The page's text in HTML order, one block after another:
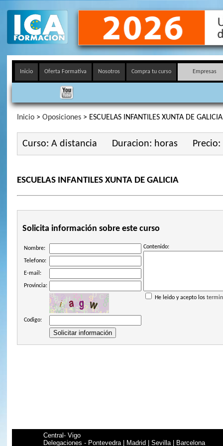
Inicio Oferta Formativa Nosotros Compra tu curso Empresas
Inicio> Oposiciones> ESCUELAS INFANTILES XUNTA DE GALICIA
Curso: A distancia Duracion: horas
ESCUELAS INFANTILES XUNTA DE GALICIA
Solicita información sobre este curso
Nombre: Contenido:
He leido y acepto los
Telefono:
E-mail:
Provincia:
Codigo:
Central- Vigo
Delegaciones - Pontevedra | Madrid | Sevilla | Barcelona